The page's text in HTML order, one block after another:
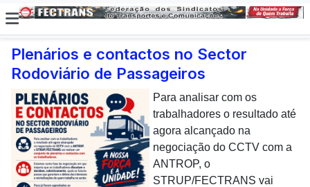
Plenários e contactos no Sector
Rodoviário de Passageiros
Para analisar com os
trabalhadores o resultado até
agora alcançado na
negociação do CCTV com a
ANTROP, o
STRUP/FECTRANS vai
E não posso […] deixar de
dar uma nota de
agradecimento aos
colaboradores da CP que,
todos os dias, enfrentam com
sucesso os desafios
operacionais de manutenção
Call Centers